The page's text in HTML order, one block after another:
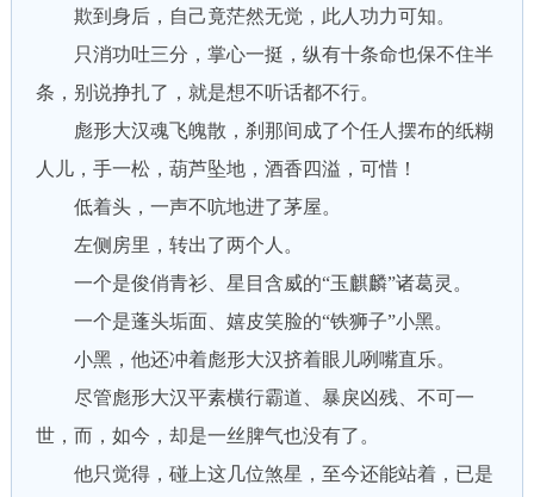
欺到身后，自己竟茫然无觉，此人功力可知。
只消功吐三分，掌心一挺，纵有十条命也保不住半
条，别说挣扎了，就是想不听话都不行。
彪形大汉魂飞魄散，刹那间成了个任人摆布的纸糊
人儿，手一松，葫芦坠地，酒香四溢，可惜！
低着头，一声不吭地进了茅屋。
左侧房里，转出了两个人。
一个是俊俏青衫、星目含威的“玉麒麟”诸葛灵。
一个是蓬头垢面、嬉皮笑脸的“铁狮子”小黑。
小黑，他还冲着彪形大汉挤着眼儿咧嘴直乐。
尽管彪形大汉平素横行霸道、暴戾凶残、不可一
世，而，如今，却是一丝脾气也没有了。
他只觉得，碰上这几位煞星，至今还能站着，已是